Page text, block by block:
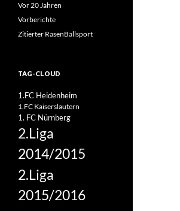
Vor 20 Jahren
Vorberichte
Zitierter RasenBallsport
TAG-CLOUD
1.FC Heidenheim
1.FC Kaiserslautern
1. FC Nürnberg
2.Liga
2014/2015
2.Liga
2015/2016